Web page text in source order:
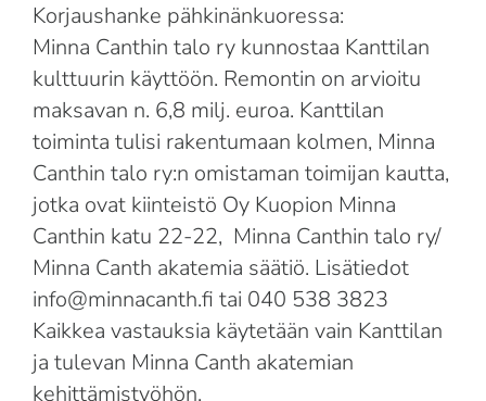
Korjaushanke pähkinänkuoressa:
Minna Canthin talo ry kunnostaa Kanttilan
kulttuurin käyttöön. Remontin on arvioitu
maksavan n. 6,8 milj. euroa. Kanttilan
toiminta tulisi rakentumaan kolmen, Minna
Canthin talo ry:n omistaman toimijan kautta,
jotka ovat kiinteistö Oy Kuopion Minna
Canthin katu 22-22, Minna Canthin talo ry/
Minna Canth akatemia säätiö. Lisätiedot
info@minnacanth.fi tai 040 538 3823
Kaikkea vastauksia käytetään vain Kanttilan
ja tulevan Minna Canth akatemian
kehittämistyöhön.